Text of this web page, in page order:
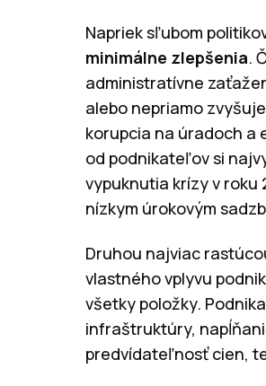
Napriek sľubom
minimálne zlepšenia.
administratívne
alebo nepriamo
korupcia na úradoch a
od podnikateľov si
vypuknutia krízy v
nízkym úrokovým
Druhou najviac
vlastného vplyvu
všetky položky.
infraštruktúry,
predvídateľnosť cien,